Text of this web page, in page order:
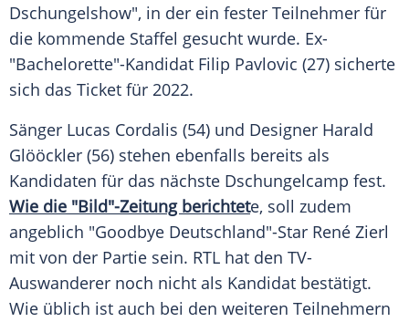
Dschungelshow", in der ein fester Teilnehmer für
die kommende Staffel gesucht wurde. Ex-
"Bachelorette"-Kandidat Filip Pavlovic (27) sicherte
sich das Ticket für 2022.
Sänger Lucas Cordalis (54) und Designer Harald
Glööckler (56) stehen ebenfalls bereits als
Kandidaten für das nächste Dschungelcamp fest.
Wie die "Bild"-Zeitung berichtete, soll zudem
angeblich "Goodbye Deutschland"-Star René Zierl
mit von der Partie sein. RTL hat den TV-
Auswanderer noch nicht als Kandidat bestätigt.
Wie üblich ist auch bei den weiteren Teilnehmern